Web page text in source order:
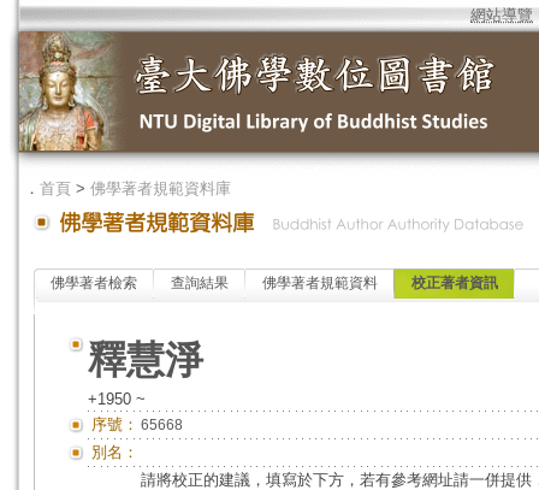
網站導覽
． 首頁 > 佛學著者規範資料庫
佛學著者檢索 查詢結果 佛學著者規範資料 校正著者資訊
釋慧淨
+1950 ~
序號： 65668
別名：
請將校正的建議，填寫於下方，若有參考網址請一併提供